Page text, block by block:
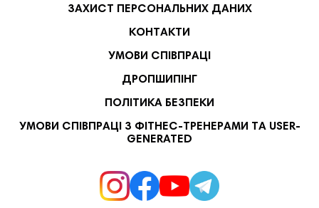
ЗАХИСТ ПЕРСОНАЛЬНИХ ДАНИХ
КОНТАКТИ
УМОВИ СПІВПРАЦІ
ДРОПШИПІНГ
ПОЛІТИКА БЕЗПЕКИ
УМОВИ СПІВПРАЦІ З ФІТНЕС-ТРЕНЕРАМИ ТА USER-
GENERATED